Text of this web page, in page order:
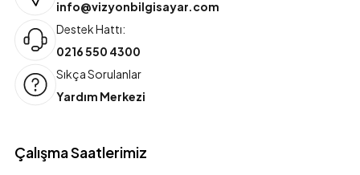
info@vizyonbilgisayar.com
Destek Hattı:
0216 550 4300
Sıkça Sorulanlar
Yardım Merkezi
Çalışma Saatlerimiz